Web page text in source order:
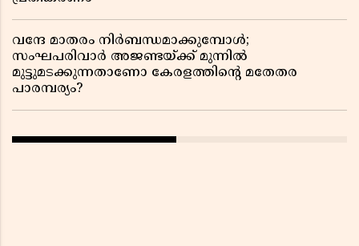
വന്ദേ മാതരം നിർബന്ധമാക്കുമ്പോൾ;
സംഘപരിവാർ അജണ്ടയ്ക്ക് മുന്നിൽ
മുട്ടുമടക്കുന്നതാണോ കേരളത്തിന്റെ മതേതര
പാരമ്പര്യം?